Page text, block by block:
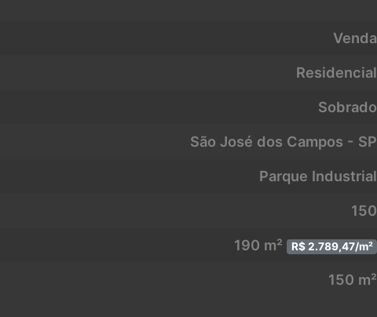
Venda
Residencial
Sobrado
São José dos Campos - SP
Parque Industrial
150
190 m² R$ 2.789,47/m²
150 m²